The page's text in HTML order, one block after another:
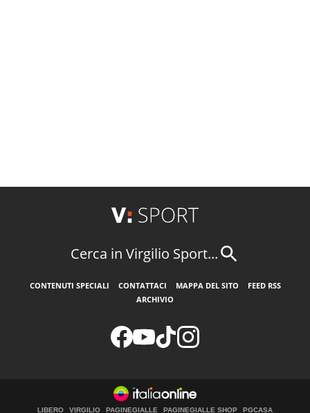
Cerca in Virgilio Sport...
CONTENUTI SPECIALI CONTATTACI MAPPA DEL SITO
FEED RSS
ARCHIVIO
LIBERO VIRGILIO PAGINEGIALLE PAGINEGIALLE SHOP PGCASA